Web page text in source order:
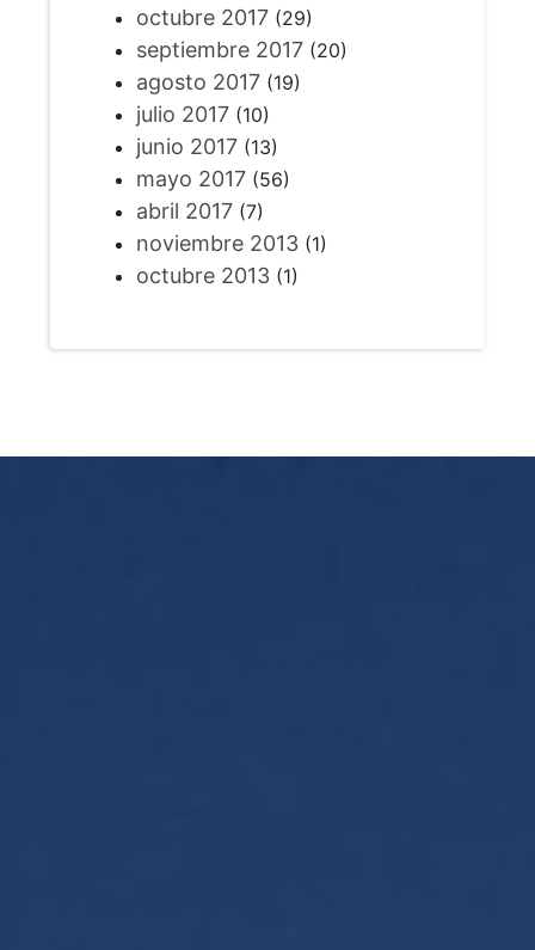
octubre 2017(29)
septiembre 2017(20)
agosto 2017(19)
julio 2017(10)
junio 2017(13)
mayo 2017(56)
abril 2017(7)
noviembre 2013(1)
octubre 2013(1)